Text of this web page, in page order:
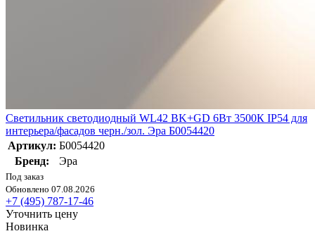
Светильник светодиодный WL42 BK+GD 6Вт 3500К IP54 для
интерьера/фасадов черн./зол. Эра Б0054420
Артикул: Б0054420
Бренд:
Эра
Под заказ
Обновлено 07.08.2026
+7 (495) 787-17-46
Уточнить цену
Новинка